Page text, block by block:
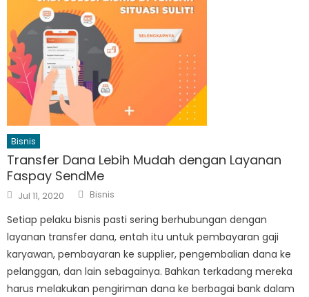
Bisnis
Transfer Dana Lebih Mudah dengan Layanan
Faspay SendMe
Posted
on
Jul 11, 2020 Author
Bisnis
Setiap pelaku bisnis pasti sering berhubungan dengan
layanan transfer dana, entah itu untuk pembayaran gaji
karyawan, pembayaran ke supplier, pengembalian dana ke
pelanggan, dan lain sebagainya. Bahkan terkadang mereka
harus melakukan pengiriman dana ke berbagai bank dalam